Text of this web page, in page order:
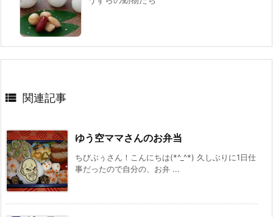
 関連記事
ゆう空ママさんのお弁当
ちびぶぅさん！こんにちは(*^_^*) 久しぶりに1日仕
事だったので自分の、お弁 ...